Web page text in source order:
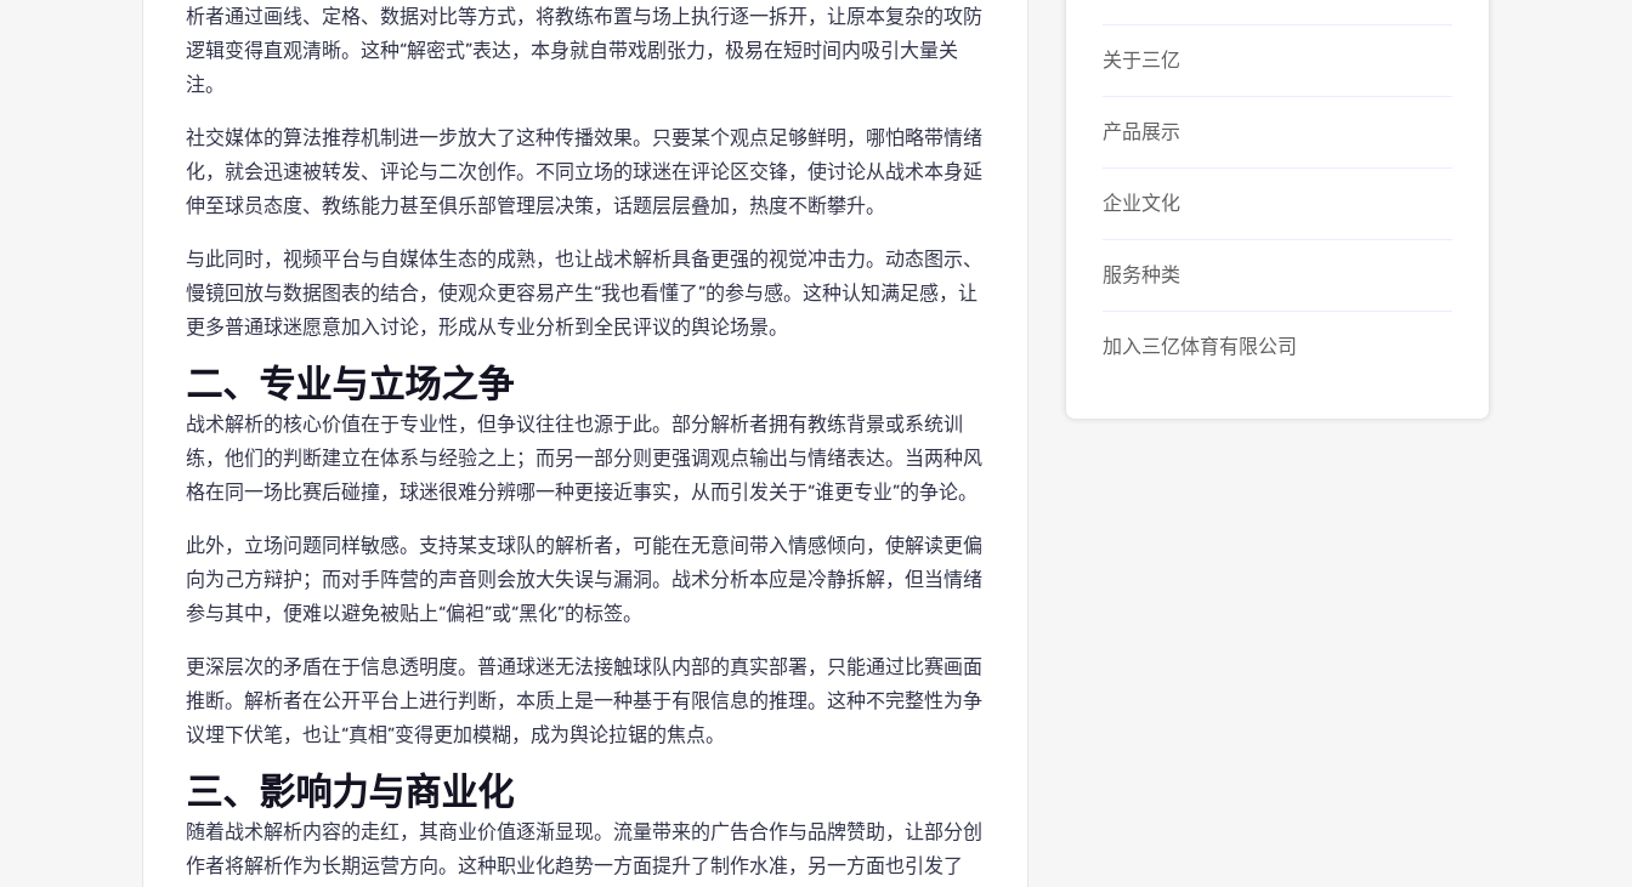
析者通过画线、定格、数据对比等方式，将教练布置与场上执行逐一拆开，让原本复杂的攻防
逻辑变得直观清晰。这种“解密式”表达，本身就自带戏剧张力，极易在短时间内吸引大量关
注。
社交媒体的算法推荐机制进一步放大了这种传播效果。只要某个观点足够鲜明，哪怕略带情绪
化，就会迅速被转发、评论与二次创作。不同立场的球迷在评论区交锋，使讨论从战术本身延
伸至球员态度、教练能力甚至俱乐部管理层决策，话题层层叠加，热度不断攀升。
与此同时，视频平台与自媒体生态的成熟，也让战术解析具备更强的视觉冲击力。动态图示、
慢镜回放与数据图表的结合，使观众更容易产生“我也看懂了”的参与感。这种认知满足感，让
更多普通球迷愿意加入讨论，形成从专业分析到全民评议的舆论场景。
二、专业与立场之争
战术解析的核心价值在于专业性，但争议往往也源于此。部分解析者拥有教练背景或系统训
练，他们的判断建立在体系与经验之上；而另一部分则更强调观点输出与情绪表达。当两种风
格在同一场比赛后碰撞，球迷很难分辨哪一种更接近事实，从而引发关于“谁更专业”的争论。
此外，立场问题同样敏感。支持某支球队的解析者，可能在无意间带入情感倾向，使解读更偏
向为己方辩护；而对手阵营的声音则会放大失误与漏洞。战术分析本应是冷静拆解，但当情绪
参与其中，便难以避免被贴上“偏袒”或“黑化”的标签。
更深层次的矛盾在于信息透明度。普通球迷无法接触球队内部的真实部署，只能通过比赛画面
推断。解析者在公开平台上进行判断，本质上是一种基于有限信息的推理。这种不完整性为争
议埋下伏笔，也让“真相”变得更加模糊，成为舆论拉锯的焦点。
三、影响力与商业化
随着战术解析内容的走红，其商业价值逐渐显现。流量带来的广告合作与品牌赞助，让部分创
作者将解析作为长期运营方向。这种职业化趋势一方面提升了制作水准，另一方面也引发了
关于三亿
产品展示
企业文化
服务种类
加入三亿体育有限公司